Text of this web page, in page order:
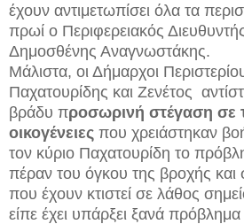
έχουν αντιμετωπίσει όλα τα
πρωί ο Περιφερειακός
Δημοσθένης Αναγνωστάκης.
Μάλιστα, οι Δήμαρχοι
Παχατουρίδης και Ζενέτος
βράδυ προσωρινή στέγαση σε
οικογένειες που χρειάστηκαν
τον κύριο Παχατουρίδη το
πέραν του όγκου της βροχής και
που έχουν κτιστεί σε λάθος
είπε έχει υπάρξει ξανά